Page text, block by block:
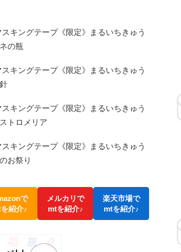
スキングテープ《限定》まるいちきゅう
の瓶
スキングテープ《限定》まるいちきゅう
スキングテープ《限定》まるいちきゅう
トロメリア
スキングテープ《限定》まるいちきゅう
お祭り
で
紹介♪
メルカリで
mtを紹介♪
楽天市場で
mtを紹介♪